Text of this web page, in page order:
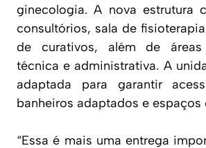
ginecologia. A nova estrutura
consultórios, sala de
de curativos, além de
técnica e administrativa. A
adaptada para garantir
banheiros adaptados e espaços
“Essa é mais uma entrega